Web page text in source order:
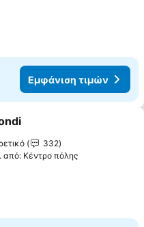
Εμφάνιση τιμών
στα αγαπημένα
332
από: Κέντρο πόλης